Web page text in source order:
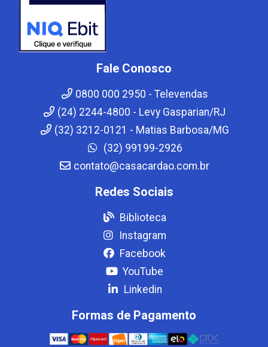
Fale Conosco
0800 000 2950 - Televendas
(24) 2244-4800 - Levy Gasparian/RJ
(32) 3212-0121 - Matias Barbosa/MG
(32) 99199-2926
contato@casacardao.com.br
Redes Sociais
Biblioteca
Instagram
Facebook
YouTube
Linkedin
Formas de Pagamento